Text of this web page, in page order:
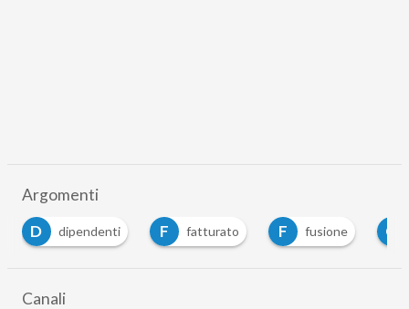
Argomenti
D
dipendenti F fatturato F fusione G
Canali